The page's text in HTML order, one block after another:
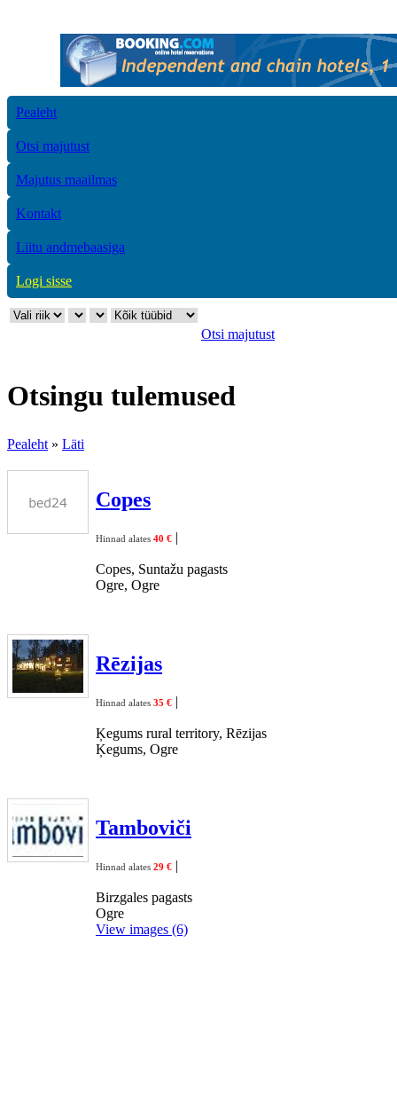
Pealeht
Otsi majutust
Majutus maailmas
Kontakt
Liitu andmebaasiga
Logi sisse
Otsi majutust
Otsingu tulemused
Pealeht » Läti
Copes
Hinnad alates 40 € |
Copes, Suntažu pagasts
Ogre, Ogre
Rēzijas
Hinnad alates 35 € |
Ķegums rural territory, Rēzijas
Ķegums, Ogre
Tamboviči
Hinnad alates 29 € |
Birzgales pagasts
Ogre
View images (6)